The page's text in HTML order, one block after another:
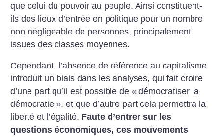
que celui du pouvoir au peuple. Ainsi constituent-
ils des lieux d’entrée en politique pour un nombre
non négligeable de personnes, principalement
issues des classes moyennes.
Cependant, l’absence de référence au capitalisme
introduit un biais dans les analyses, qui fait croire
d’une part qu’il est possible de « démocratiser la
démocratie », et que d’autre part cela permettra la
liberté et l’égalité. Faute d’entrer sur les
questions économiques, ces mouvements